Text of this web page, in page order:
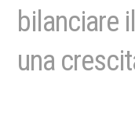
bilanciare
una